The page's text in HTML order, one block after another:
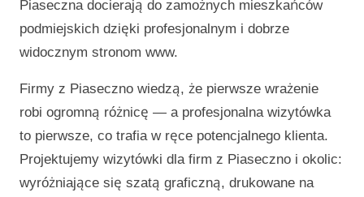
Piaseczna docierają do zamożnych mieszkańców
podmiejskich dzięki profesjonalnym i dobrze
widocznym stronom www.
Firmy z Piaseczno wiedzą, że pierwsze wrażenie
robi ogromną różnicę — a profesjonalna wizytówka
to pierwsze, co trafia w ręce potencjalnego klienta.
Projektujemy wizytówki dla firm z Piaseczno i okolic:
wyróżniające się szatą graficzną, drukowane na